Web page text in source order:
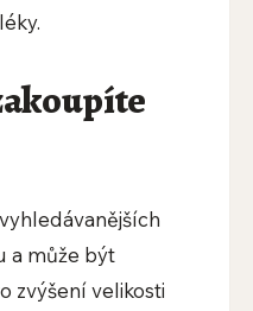
a může být
zvýšení velikosti